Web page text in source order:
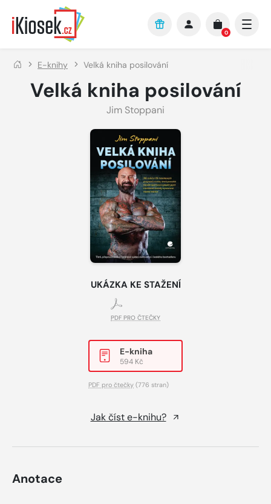
Přejít na hlavní obsah
0
E-knihy Velká kniha posilování
Velká kniha posilování
Jim Stoppani
UKÁZKA KE STAŽENÍ
PDF PRO ČTEČKY
E-kniha
594 Kč
PDF pro čtečky (776 stran)
Jak číst e-knihu?
Anotace